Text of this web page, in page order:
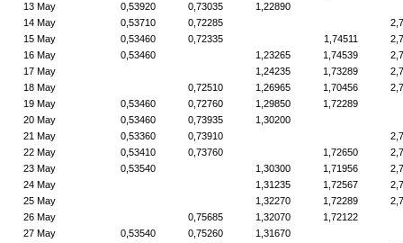
13 May
0,53920 0,73035
1,22890
14 May
0,53710 0,72285
15 May
0,53460 0,72335 1,74511
16 May
0,53460 1,23265 1,74539
17 May
1,24235 1,73289
18 May
0,72510 1,26965 1,70456
19 May
0,53460 0,72760 1,29850
1,72289
20 May
0,53460 0,73935
1,30200
21 May
0,53360 0,73910
22 May
0,53410 0,73760 1,72650
23 May
0,53540 1,30300 1,71956
24 May
1,31235 1,72567
25 May
1,32270 1,72289
26 May
0,75685 1,32070
1,72122
27 May
0,53540 0,75260
1,31670